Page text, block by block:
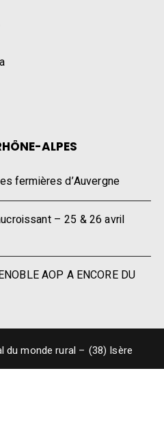
ALPES
fermières d’Auvergne
– 25 & 26 avril
AOP A ENCORE DU
du monde rural – (38) Isère